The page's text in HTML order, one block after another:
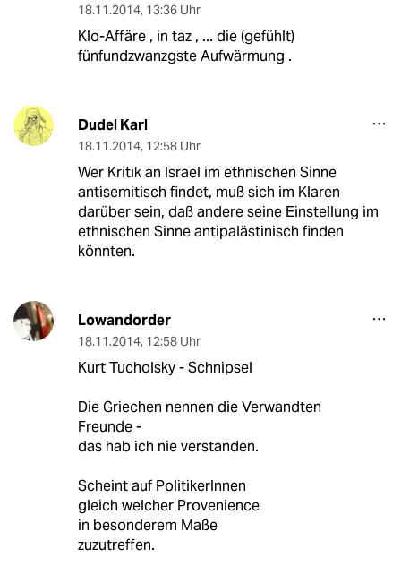
18.11.2014, 13:36 Uhr
Klo-Affäre , in taz , ... die (gefühlt)
fünfundzwanzgste Aufwärmung .
Dudel Karl
18.11.2014, 12:58 Uhr
Wer Kritik an Israel im ethnischen Sinne
antisemitisch findet, muß sich im Klaren
darüber sein, daß andere seine Einstellung im
ethnischen Sinne antipalästinisch finden
könnten.
Lowandorder
18.11.2014, 12:58 Uhr
Kurt Tucholsky - Schnipsel
Die Griechen nennen die Verwandten
Freunde -
das hab ich nie verstanden.
Scheint auf PolitikerInnen
gleich welcher Provenience
in besonderem Maße
zuzutreffen.